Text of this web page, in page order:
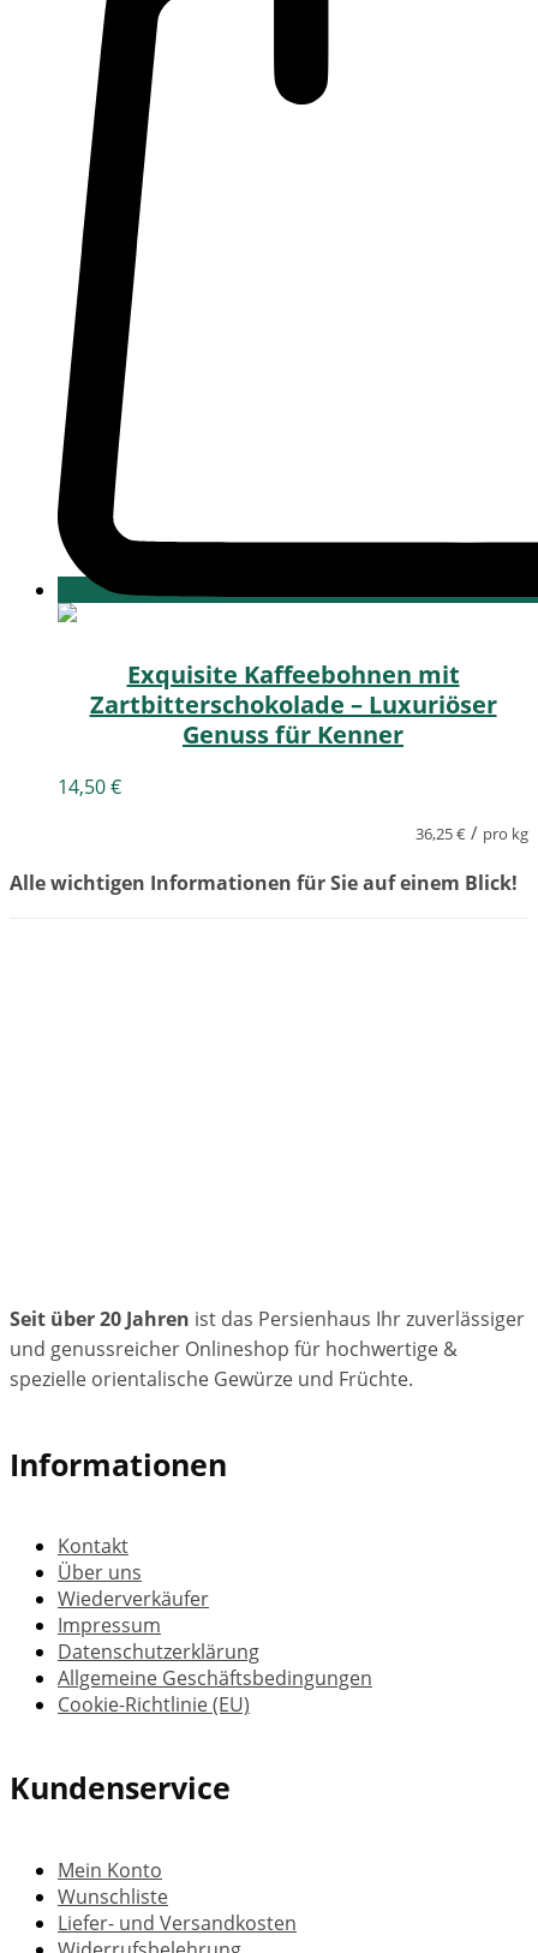
Exquisite Kaffeebohnen mit
Zartbitterschokolade – Luxuriöser
Genuss für Kenner
14,50€
36,25€ / pro kg
Alle wichtigen Informationen für Sie auf einem Blick!
Seit über 20 Jahren ist das Persienhaus Ihr zuverlässiger
und genussreicher Onlineshop für hochwertige &
spezielle orientalische Gewürze und Früchte.
Informationen
Kontakt
Über uns
Wiederverkäufer
Impressum
Datenschutzerklärung
Allgemeine Geschäftsbedingungen
Cookie-Richtlinie (EU)
Kundenservice
Mein Konto
Wunschliste
Liefer- und Versandkosten